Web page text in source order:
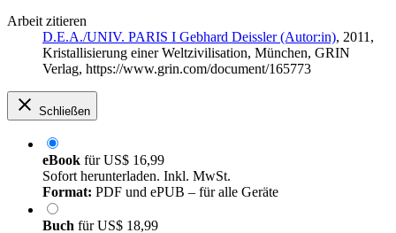
Arbeit zitieren
D.E.A./UNIV. PARIS I Gebhard Deissler (Autor:in), 2011,
Kristallisierung einer Weltzivilisation, München, GRIN
Verlag, https://www.grin.com/document/165773
Schließen
eBook fürUS$ 16,99
Sofort herunterladen. Inkl. MwSt.
Format: PDF und ePUB – für alle Geräte
Buch fürUS$ 18,99